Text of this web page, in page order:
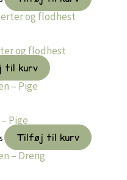
og flodhest
til kurv
Pige
Tilføj til kurv